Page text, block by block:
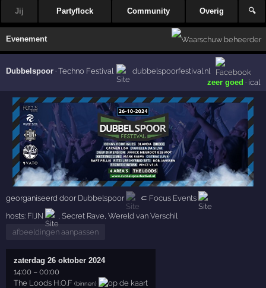
Jij Partyflock Community Overig 🔍
Evenement
Dubbelspoor ·Techno Festival
dubbelspoorfestival.nl
zeer goed · ical
georganiseerd door Dubbelspoor ⊂ Focus Events
hosts: FIJN ,Secret Rave ,Wereld van Verschil
afbeeldingen aanpassen
zaterdag 26 oktober 2024
14:00 –00:00
The Loods H.O.F (binnen)